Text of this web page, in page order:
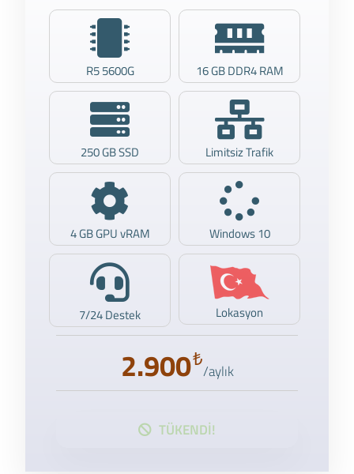
R5 5600G 16 GB DDR4 RAM
250 GB SSD Limitsiz Trafik
4 GB GPU vRAM Windows 10
7/24 Destek Lokasyon
₺
2.900 /aylık
TÜKENDİ!